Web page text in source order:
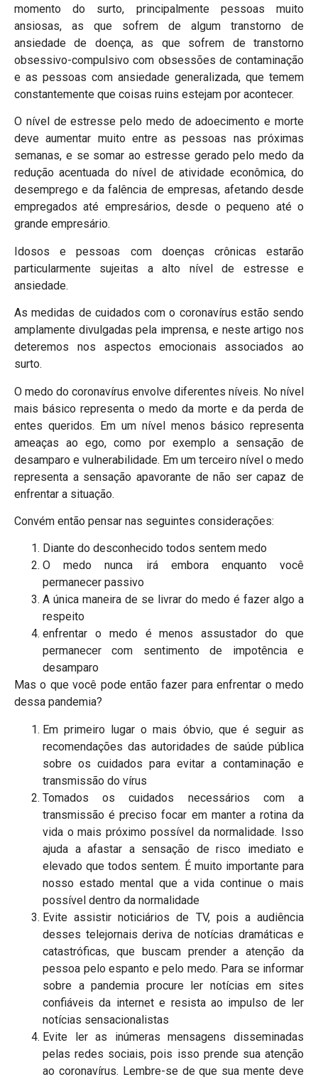
momento do surto, principalmente pessoas muito
ansiosas, as que sofrem de algum transtorno de
ansiedade de doença, as que sofrem de transtorno
obsessivo-compulsivo com obsessões de contaminação
e as pessoas com ansiedade generalizada, que temem
constantemente que coisas ruins estejam por acontecer.
O nível de estresse pelo medo de adoecimento e morte
deve aumentar muito entre as pessoas nas próximas
semanas, e se somar ao estresse gerado pelo medo da
redução acentuada do nível de atividade econômica, do
desemprego e da falência de empresas, afetando desde
empregados até empresários, desde o pequeno até o
grande empresário.
Idosos e pessoas com doenças crônicas estarão
particularmente sujeitas a alto nível de estresse e
ansiedade.
As medidas de cuidados com o coronavírus estão sendo
amplamente divulgadas pela imprensa, e neste artigo nos
deteremos nos aspectos emocionais associados ao
surto.
O medo do coronavírus envolve diferentes níveis. No nível
mais básico representa o medo da morte e da perda de
entes queridos. Em um nível menos básico representa
ameaças ao ego, como por exemplo a sensação de
desamparo e vulnerabilidade. Em um terceiro nível o medo
representa a sensação apavorante de não ser capaz de
enfrentar a situação.
Convém então pensar nas seguintes considerações:
Diante do desconhecido todos sentem medo
O medo nunca irá embora enquanto você
permanecer passivo
A única maneira de se livrar do medo é fazer algo a
respeito
enfrentar o medo é menos assustador do que
permanecer com sentimento de impotência e
desamparo
Mas o que você pode então fazer para enfrentar o medo
dessa pandemia?
Em primeiro lugar o mais óbvio, que é seguir as
recomendações das autoridades de saúde pública
sobre os cuidados para evitar a contaminação e
transmissão do vírus
Tomados os cuidados necessários com a
transmissão é preciso focar em manter a rotina da
vida o mais próximo possível da normalidade. Isso
ajuda a afastar a sensação de risco imediato e
elevado que todos sentem. É muito importante para
nosso estado mental que a vida continue o mais
possível dentro da normalidade
Evite assistir noticiários de TV, pois a audiência
desses telejornais deriva de notícias dramáticas e
catastróficas, que buscam prender a atenção da
pessoa pelo espanto e pelo medo. Para se informar
sobre a pandemia procure ler notícias em sites
confiáveis da internet e resista ao impulso de ler
notícias sensacionalistas
Evite ler as inúmeras mensagens disseminadas
pelas redes sociais, pois isso prende sua atenção
ao coronavírus. Lembre-se de que sua mente deve